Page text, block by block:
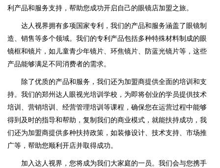
利产品和服务支持，帮助您成功开启自己的眼镜店加盟之旅。
达人视界拥有多项国家专利，我们的产品和服务涵盖了眼镜制
造、销售等多个领域。我们的专利产品包括多种特殊材料制成的眼
镜框和镜片，如儿童青少年镜片、环焦镜片、防蓝光镜片等，这些
产品能够满足不同消费者的需求。
除了优质的产品和服务，我们还为加盟商提供全面的培训和支
持。我们的郑州达人眼视光培训学校，为即将创业的学员提供技术
培训、营销培训、经营管理培训等课程，确保您在运营过程中能够
得到及时的指导和帮助，复制我们的商业模式，就能扶持成功，我
们还为加盟商提供多种扶持政策，如装修设计、技术支持、市场推
广等，帮助您顺利开店并取得成功。
加入达人视界，您将成为我们大家庭的一员。我们会与您携手